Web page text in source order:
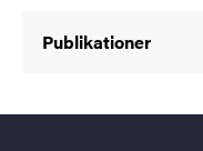
Publikationer